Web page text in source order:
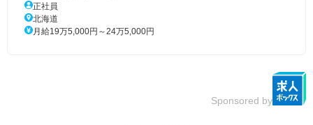
正社員
北海道
月給19万5,000円～24万5,000円
Sponsored by